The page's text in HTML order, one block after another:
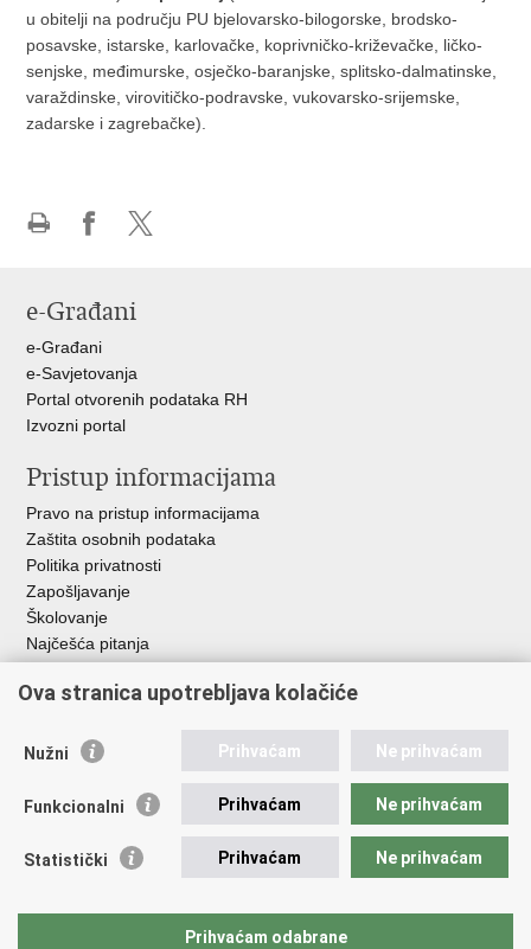
u obitelji na području PU bjelovarsko-bilogorske, brodsko-
posavske, istarske, karlovačke, koprivničko-križevačke, ličko-
senjske, međimurske, osječko-baranjske, splitsko-dalmatinske,
varaždinske, virovitičko-podravske, vukovarsko-srijemske,
zadarske i zagrebačke).
Facebooku
X-
e-Građani
e-Građani
e-Savjetovanja
Portal otvorenih podataka RH
Izvozni portal
Pristup informacijama
Pravo na pristup informacijama
Zaštita osobnih podataka
Politika privatnosti
Zapošljavanje
Školovanje
Najčešća pitanja
Važne poveznice
EMN Nacionalna kontaktna točka za Republiku Hrvatsku
Policijska akademija
Zaklada policijske solidarnosti
Udruge
Ova stranica upotrebljava kolačiće
Nužni Prihvaćam Ne prihvaćam
Funkcionalni Prihvaćam Ne prihvaćam
Statistički Prihvaćam Ne prihvaćam
Prihvaćam odabrane